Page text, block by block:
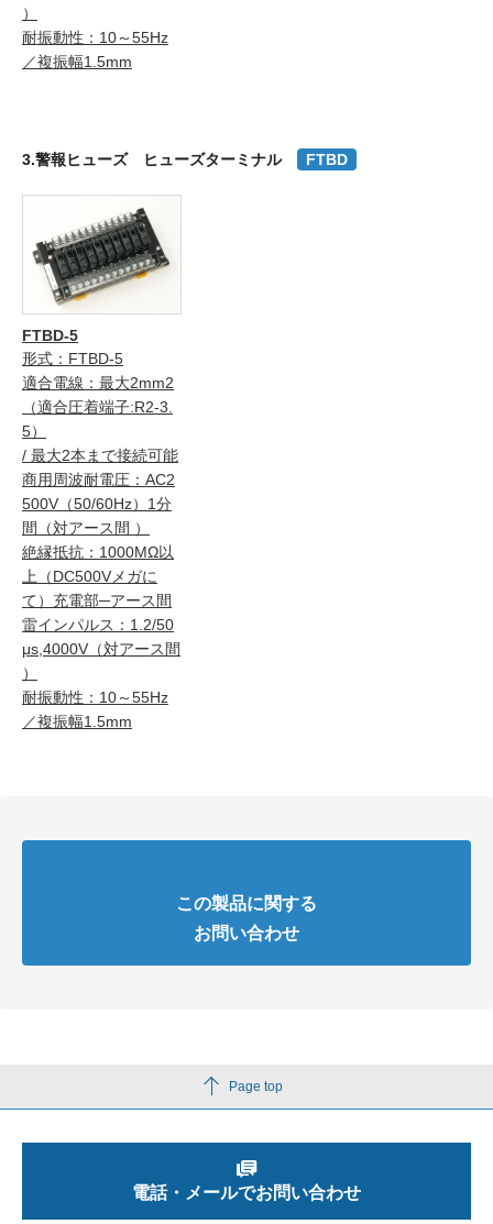
）
耐振動性：10～55Hz
／複振幅1.5mm
3.警報ヒューズ ヒューズターミナル FTBD
FTBD-5
形式：FTBD-5
適合電線：最大2mm2
（適合圧着端子:R2-3.
5）
/ 最大2本まで接続可能
商用周波耐電圧：AC2
500V（50/60Hz）1分
間（対アース間 ）
絶縁抵抗：1000MΩ以
上（DC500Vメガに
て）充電部─アース間
雷インパルス：1.2/50
μs,4000V（対アース間
）
耐振動性：10～55Hz
／複振幅1.5mm
この製品に関する
お問い合わせ
Page top
電話・メールでお問い合わせ